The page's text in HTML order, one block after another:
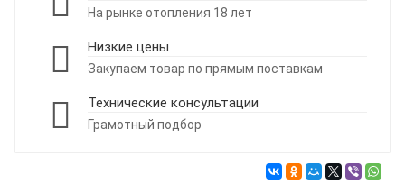
На рынке отопления 18 лет
Низкие цены
Закупаем товар по прямым поставкам
Технические консультации
Грамотный подбор